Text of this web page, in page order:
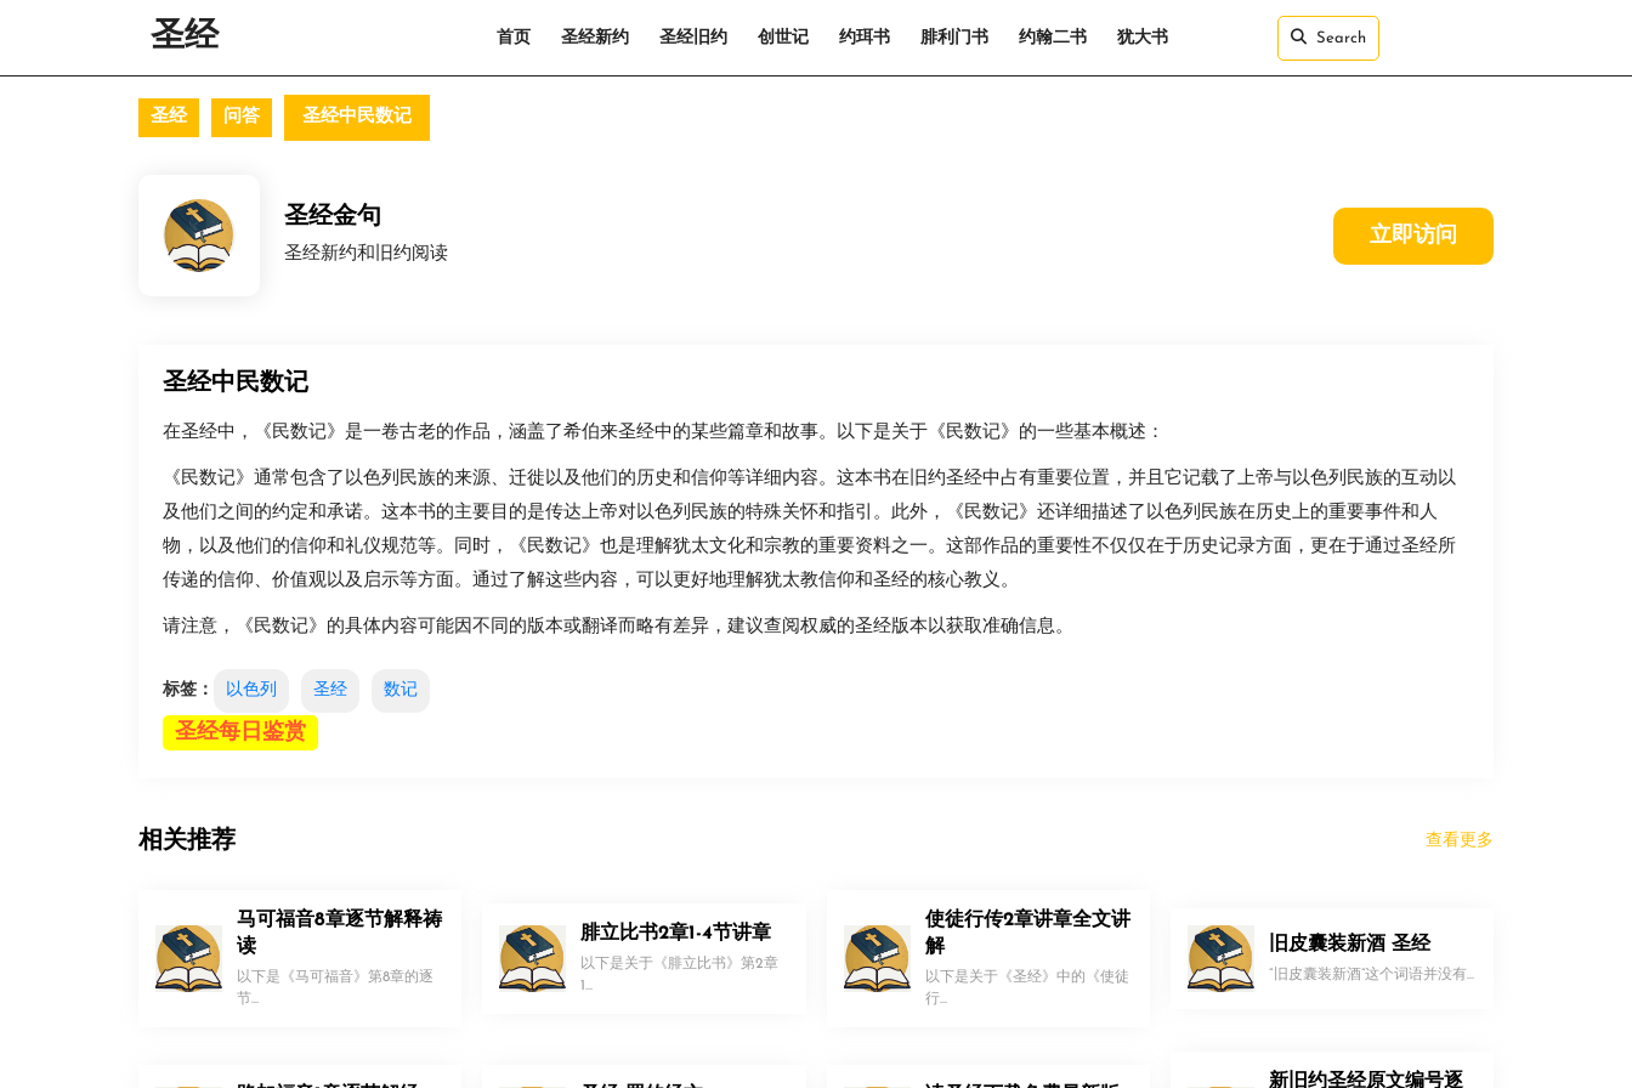
圣经 首页 圣经新约 圣经旧约 创世记 约珥书 腓利门书 约翰二书 犹大书 Search
圣经 问答 圣经中民数记
圣经金句
圣经新约和旧约阅读
立即访问
圣经中民数记
在圣经中，《民数记》是一卷古老的作品，涵盖了希伯来圣经中的某些篇章和故事。以下是关于《民数记》的一些基本概述：
《民数记》通常包含了以色列民族的来源、迁徙以及他们的历史和信仰等详细内容。这本书在旧约圣经中占有重要位置，并且它记载了上帝与以色列民族的互动以
及他们之间的约定和承诺。这本书的主要目的是传达上帝对以色列民族的特殊关怀和指引。此外，《民数记》还详细描述了以色列民族在历史上的重要事件和人
物，以及他们的信仰和礼仪规范等。同时，《民数记》也是理解犹太文化和宗教的重要资料之一。这部作品的重要性不仅仅在于历史记录方面，更在于通过圣经所
传递的信仰、价值观以及启示等方面。通过了解这些内容，可以更好地理解犹太教信仰和圣经的核心教义。
请注意，《民数记》的具体内容可能因不同的版本或翻译而略有差异，建议查阅权威的圣经版本以获取准确信息。
标签： 以色列 圣经 数记
圣经每日鉴赏
相关推荐 查看更多
马可福音8章逐节解释祷
读
以下是《马可福音》第8章的逐
节...
腓立比书2章1-4节讲章
以下是关于《腓立比书》第2章
1...
使徒行传2章讲章全文讲
解
以下是关于《圣经》中的《使徒
行...
旧皮囊装新酒 圣经
“旧皮囊装新酒”这个词语并没有...
新旧约圣经原文编号逐